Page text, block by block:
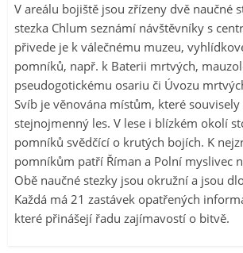
V areálu bojiště jsou zřízeny dvě naučné
stezka Chlum seznámí návštěvníky s
přivede je k válečnému muzeu,
pomníků, např. k Baterii mrtvých,
pseudogotickému osariu či Úvozu
Svíb je věnována místům, které
stejnojmenný les. V lese i blízkém okolí
pomníků svědčící o krutých bojích. K
pomníkům patří Říman a Polní myslivec
Obě naučné stezky jsou okružní a jsou
Každá má 21 zastávek opatřených
které přinášejí řadu zajímavostí o bitvě.